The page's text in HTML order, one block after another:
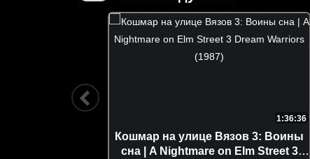
1:36:36
Кошмар на улице Вязов 3: Воины
сна | A Nightmare on Elm Street 3